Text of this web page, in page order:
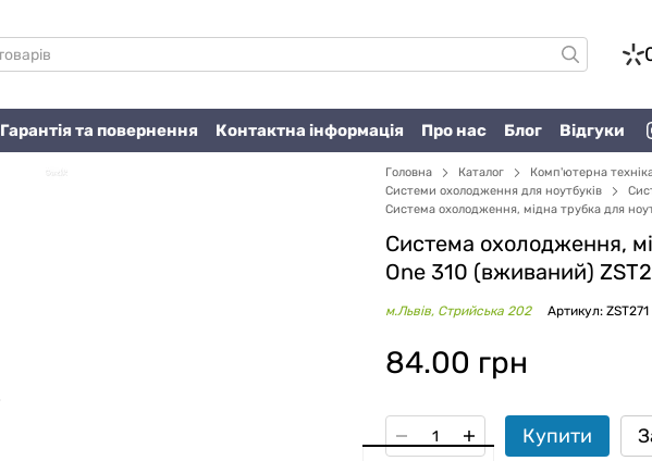
Гарантія та повернення Контактна інформація Про нас Блог Відгуки
Головна Каталог Комп'ютерна
Системи охолодження для ноутбуків
Система охолодження, мідна трубка для
Система охолодження,
One 310 (вживаний)
м.Львів, Стрийська 202 Артикул: ZST271
84.00 грн
Купити